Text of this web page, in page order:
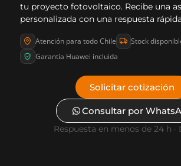
tu proyecto fotovoltaico. Recibe una
personalizada con una respuesta
Atención para todo Chile
Stock
Garantía Huawei incluida
Solicitar cotización
Consultar por
Respuesta en menos de 24 h ·